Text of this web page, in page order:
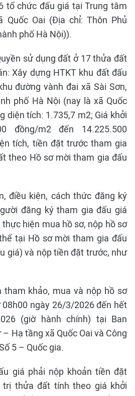
tổ chức đấu giá tại Trung tâm
Quốc Oai (Địa chỉ: Thôn Phủ
phố Hà Nội)).
sử dụng đất ở 17 thửa đất
Xây dựng HTKT khu đất đấu
đường vành đai xã Sài Sơn,
phố Hà Nội (nay là xã Quốc
diện tích: 1.735,7 m2; Giá khởi
đồng/m2 đến 14.225.500
tích, tiền đặt trước tham gia
theo Hồ sơ mời tham gia đấu
điều kiện, cách thức đăng ký
đăng ký tham gia đấu giá
hiện mua hồ sơ, nộp hồ sơ
tại Hồ sơ mời tham gia đấu
giá) và nộp tiền đặt trước, như
tham khảo, mua và nộp hồ sơ
ngày 26/3/2026 đến hết
(giờ hành chính) tại Ban
Hạ tầng xã Quốc Oai và Công
5 – Quốc gia.
giá phải nộp khoản tiền đặt
trị thửa đất tính theo giá khởi